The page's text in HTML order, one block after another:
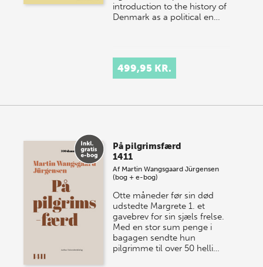
introduction to the history of
Denmark as a political en…
499,95 KR.
På pilgrimsfærd
1411
Af Martin Wangsgaard Jürgensen
(bog + e-bog)
Otte måneder før sin død
udstedte Margrete 1. et
gavebrev for sin sjæls frelse.
Med en stor sum penge i
bagagen sendte hun
pilgrimme til over 50 helli…